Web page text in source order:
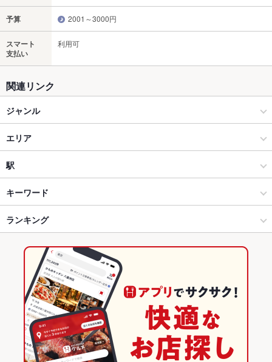
予算 2001～3000円
スマート
支払い
利用可
関連リンク
ジャンル
居酒屋
和風
錦糸町・浅草橋・両国・亀戸 × 居酒屋
錦糸町・浅草橋・両国・亀戸 × 和風
亀戸駅 × 居酒屋
亀戸駅 × 和風
和食全般
錦糸町・浅草橋・両国・亀戸 × 和食
エリア
亀戸
亀戸 × 居酒屋
亀戸 × 和風
亀戸 × 和食
亀戸 × 和食全般
東京 × 居酒屋
東京 × 和風
駅
亀戸駅
亀戸水神駅
錦糸町駅
キーワード
手羽先 からあげ
生ハム つけ麺 馬肉
ランキング
東京のグルメランキング
東京の居酒屋ランキング
錦糸町・浅草橋・両国・亀戸のグルメランキング
錦糸町・浅草橋・両国・亀戸の居酒屋ランキング
亀戸のグルメランキング